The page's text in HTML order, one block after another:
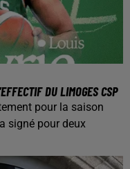
DU LIMOGES CSP
pour la saison
signé pour deux